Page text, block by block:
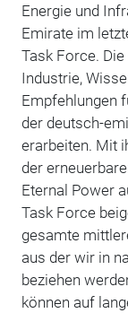
Energie und
Emirate im
Task Force.
Industrie,
Empfehlungen
der deutsch-
erarbeiten. Mit
der
Eternal Power
Task Force
gesamte
aus der wir in
beziehen
können auf